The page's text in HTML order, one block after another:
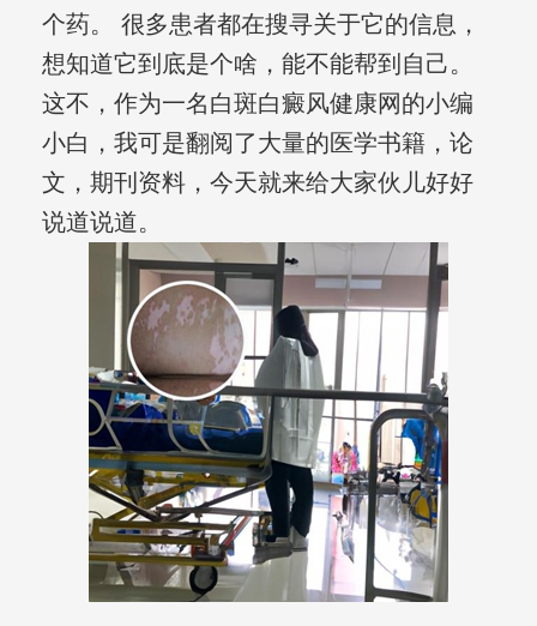
个药。 很多患者都在搜寻关于它的信息，
想知道它到底是个啥，能不能帮到自己。
这不，作为一名白斑白癜风健康网的小编
小白，我可是翻阅了大量的医学书籍，论
文，期刊资料，今天就来给大家伙儿好好
说道说道。